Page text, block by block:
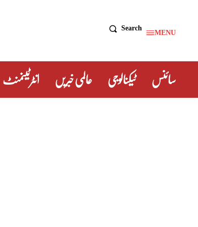
MENU
Search
سائنس ٹیکنالوجی عالمی خبریں انٹرٹینمنٹ